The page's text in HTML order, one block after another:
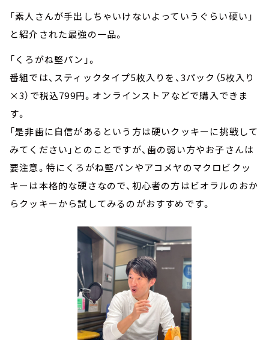
「素人さんが手出しちゃいけないよっていうぐらい硬い」
と紹介された最強の一品。
「くろがね堅パン」。
番組では、スティックタイプ5枚入りを、3パック（5枚入り
×3）で税込799円。オンラインストアなどで購入できま
す。
「是非歯に自信があるという方は硬いクッキーに挑戦して
みてください」とのことですが、歯の弱い方やお子さんは
要注意。特にくろがね堅パンやアコメヤのマクロビクッ
キーは本格的な硬さなので、初心者の方はビオラルのおか
らクッキーから試してみるのがおすすめです。